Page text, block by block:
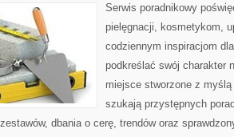
Serwis poradnikowy
pielęgnacji, kosmetykom,
codziennym inspiracjom
podkreślać swój charakter
miejsce stworzone z
szukają przystępnych
dbania o cerę, trendów oraz